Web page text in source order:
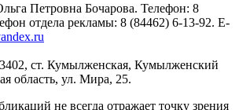
Петровна Бочарова. Телефон: 8
отдела рекламы: 8 (84462) 6-13-92. E-
ст. Кумылженская, Кумылженский
область, ул. Мира, 25.
не всегда отражает точку зрения